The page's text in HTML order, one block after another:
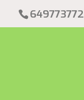
649773772